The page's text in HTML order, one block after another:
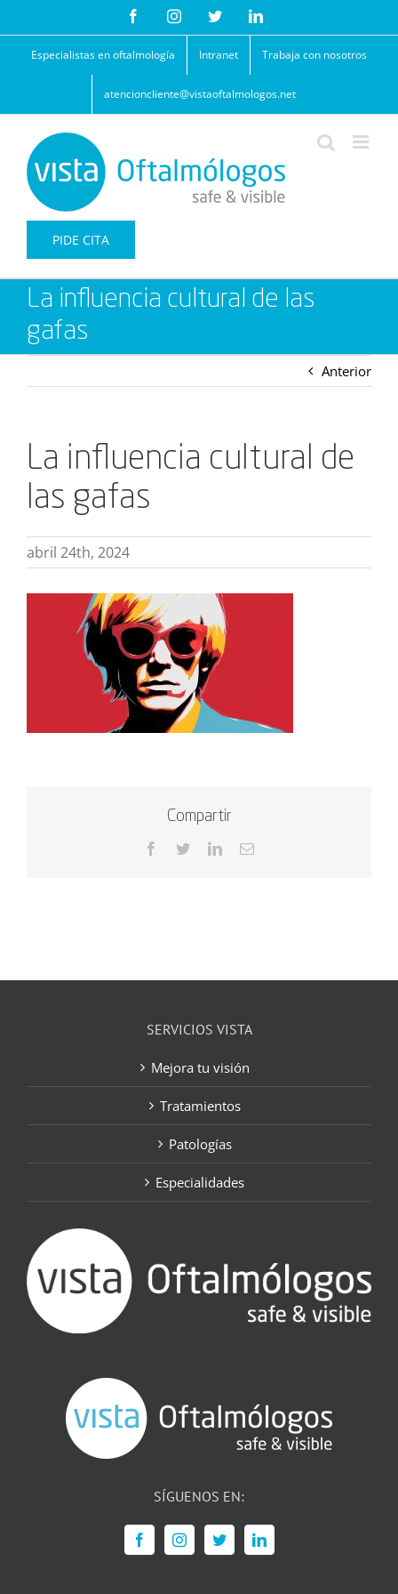
contenido
FacebookInstagramTwitterLinkedIn
Especialistas en oftalmología Intranet Trabaja con nosotros
atencioncliente@vistaoftalmologos.net
PIDE CITA
La influencia cultural de las
gafas
Anterior
La influencia cultural de
las gafas
abril 24th, 2024
Compartir
Facebook
TwitterLinkedInCorreo
SERVICIOS VISTA
Mejora tu visión
Tratamientos
Patologías
Especialidades
SÍGUENOS EN: